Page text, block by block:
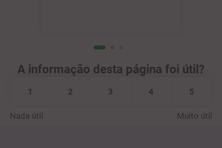
A informação desta página foi útil?
Nada útil
1 2 3 4 5
Muito útil